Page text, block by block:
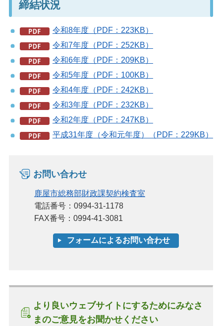
締結状況
令和8年度（PDF：223KB）
令和7年度（PDF：252KB）
令和6年度（PDF：209KB）
令和5年度（PDF：100KB）
令和4年度（PDF：242KB）
令和3年度（PDF：232KB）
令和2年度（PDF：247KB）
平成31年度（令和元年度）（PDF：229KB）
お問い合わせ
鹿屋市総務部財政課契約検査室
電話番号：0994-31-1178
FAX番号：0994-41-3081
より良いウェブサイトにするためにみなさ
まのご意見をお聞かせください